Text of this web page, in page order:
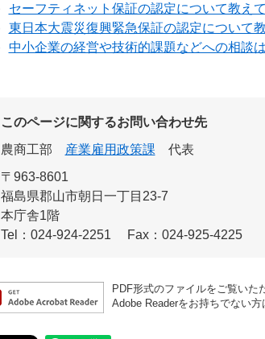
セーフティネット保証の認定について教えて
東日本大震災復興緊急保証の認定について
中小企業の経営や技術的課題などへの相談
このページに関するお問い合わせ先
農商工部
産業雇用政策課
代表
〒963-8601
福島県郡山市朝日一丁目23-7
本庁舎1階
Tel：024-924-2251
Fax：024-925-4225
PDF形式のファイルをご覧いた
Adobe Readerをお持ちでない